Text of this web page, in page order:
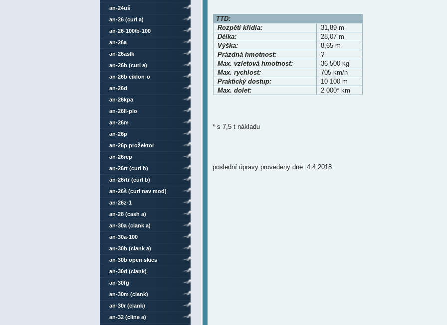
TTD:
Rozpětí křídla:
31,89 m
Délka:
28,07 m
Výška:
8,65 m
Prázdná hmotnost:
?
Max. vzletová hmotnost:
36 500 kg
Max. rychlost:
705 km/h
Praktický dostup:
10 100 m
Max. dolet:
2 000* km
* s 7,5 t nákladu
poslední úpravy provedeny dne: 4.4.2018
an-24uš
an-26 (curl a)
an-26-100/b-100
an-26a
an-26aslk
an-26b (curl a)
an-26b ciklon-o
an-26d
an-26kpa
an-26ll-plo
an-26m
an-26p
an-26p prožektor
an-26rep
an-26rt (curl b)
an-26rtr (curl b)
an-26š (curl nav mod)
an-26z-1
an-28 (cash a)
an-30a (clank a)
an-30a-100
an-30b (clank a)
an-30b open skies
an-30d (clank)
an-30fg
an-30m (clank)
an-30r (clank)
an-32 (cline a)